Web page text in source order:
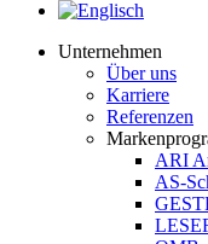
Unternehmen
Über uns
Karriere
Referenzen
ARI
AS-